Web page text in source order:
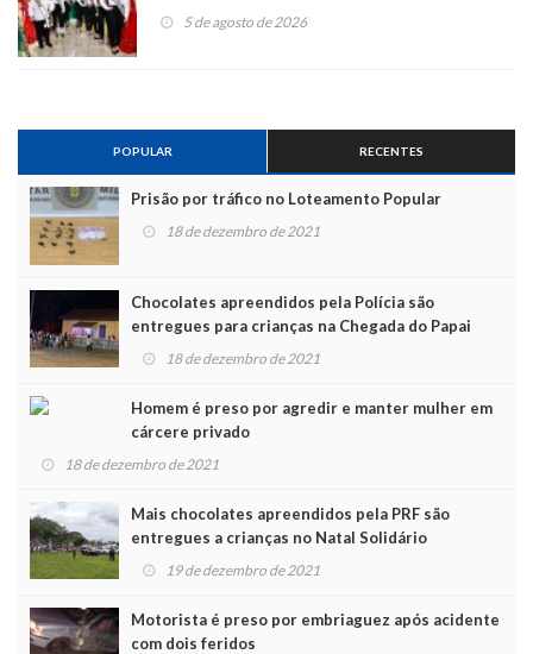
5 de agosto de 2026
POPULAR RECENTES
Prisão por tráfico no Loteamento Popular
18 de dezembro de 2021
Chocolates apreendidos pela Polícia são
entregues para crianças na Chegada do Papai
Noel
18 de dezembro de 2021
Homem é preso por agredir e manter mulher em
cárcere privado
18 de dezembro de 2021
Mais chocolates apreendidos pela PRF são
entregues a crianças no Natal Solidário
19 de dezembro de 2021
Motorista é preso por embriaguez após acidente
com dois feridos